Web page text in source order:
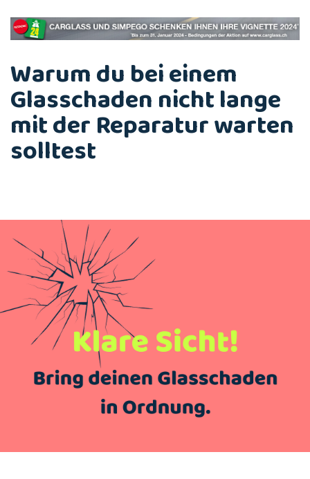
Warum du bei einem
Glasschaden nicht lange
mit der Reparatur warten
solltest